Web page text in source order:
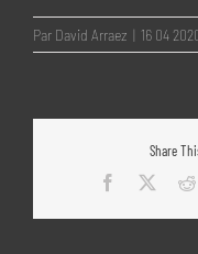
Par David Arraez | 16 04
Share
Facebook